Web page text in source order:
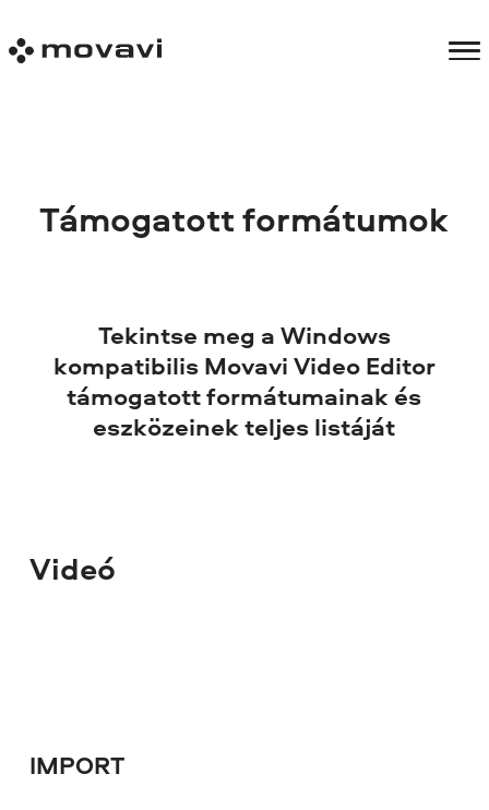
Támogatott formátumok
Tekintse meg a Windows
kompatibilis Movavi Video Editor
támogatott formátumainak és
eszközeinek teljes listáját
Videó
IMPORT